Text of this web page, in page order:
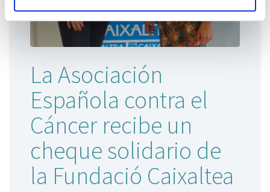
La Asociación
Española contra el
Cáncer recibe un
cheque solidario de
la Fundació Caixaltea